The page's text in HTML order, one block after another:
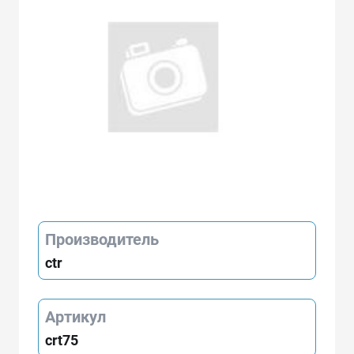
Производитель
ctr
Артикул
crt75